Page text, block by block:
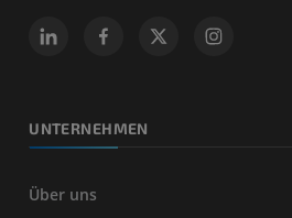
UNTERNEHMEN
Über uns